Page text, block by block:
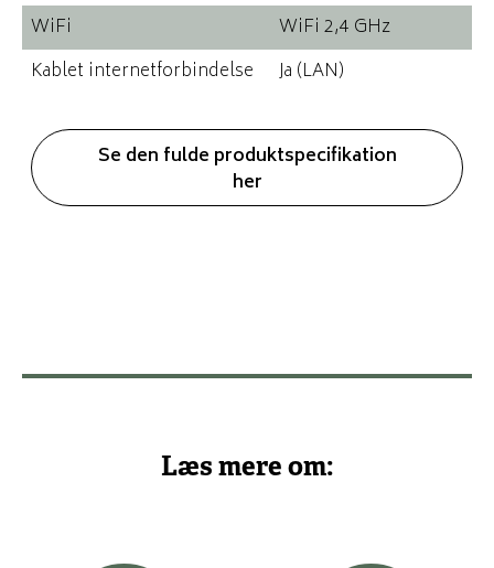
WiFi
WiFi 2,4 GHz
Kablet internetforbindelse
Ja (LAN)
Se den fulde produktspecifikation
her
Læs mere om: